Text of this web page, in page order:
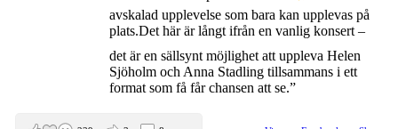
avskalad upplevelse som bara kan upplevas på
plats.Det här är långt ifrån en vanlig konsert –
det är en sällsynt möjlighet att uppleva Helen
Sjöholm och Anna Stadling tillsammans i ett
format som få får chansen att se.”